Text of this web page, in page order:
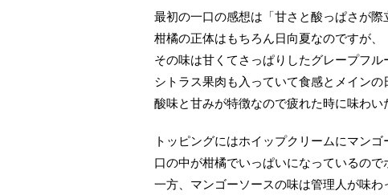
最初の一口の感想は「甘さと酸っぱさが際
柑橘の正体はもちろん日向夏なのですが、
その味は甘くてさっぱりしたグレープフル
シトラス果肉も入っていて食感とメインの
酸味と甘みが特徴なので疲れた時に味わい
トッピングにはホイップクリームにマンゴ
口の中が柑橘でいっぱいになっているので
一方、マンゴーソースの味は管理人が味わ